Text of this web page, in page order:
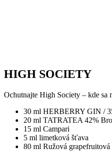
HIGH SOCIETY
Ochutnajte High Society – kde
30 ml HERBERRY GIN /
20 ml TATRATEA 42%
15 ml Campari
5 ml limetková šťava
80 ml Ružová grapefruitová